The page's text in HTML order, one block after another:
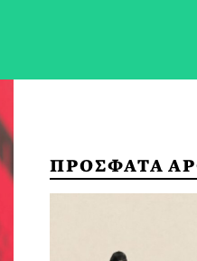
ΠΡΟΣΦΑΤΑ